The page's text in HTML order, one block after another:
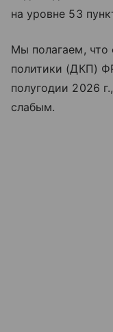
на уровне 53
Мы полагаем, что
политики (ДКП)
полугодии 2026
слабым.